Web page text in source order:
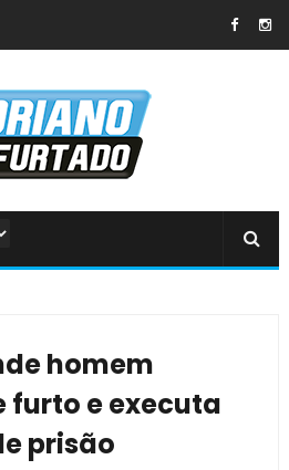
homem
furto e executa
prisão